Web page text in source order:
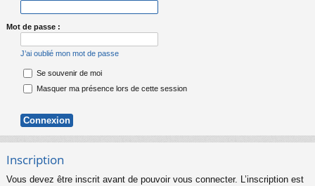
Mot de passe :
J’ai oublié mon mot de passe
Se souvenir de moi
Masquer ma présence lors de cette session
Inscription
Vous devez être inscrit avant de pouvoir vous connecter. L’inscription est